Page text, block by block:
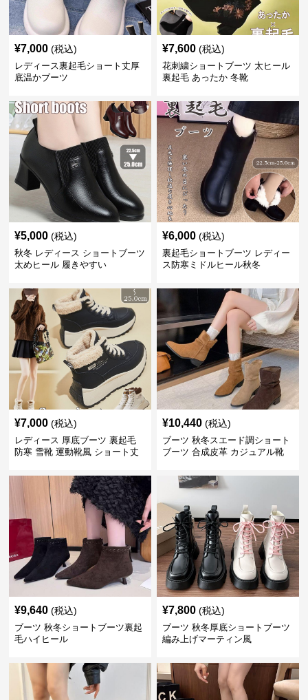
¥7,000 (税込)
レディース裏起毛ショート丈厚
底温かブーツ
¥7,600 (税込)
花刺繍ショートブーツ 太ヒール
裏起毛 あったか 冬靴
¥5,000 (税込)
秋冬 レディース ショートブーツ
太めヒール 履きやすい
¥6,000 (税込)
裏起毛ショートブーツ レディー
ス防寒ミドルヒール秋冬
¥7,000 (税込)
レディース 厚底ブーツ 裏起毛
防寒 雪靴 運動靴風 ショート丈
¥10,440 (税込)
ブーツ 秋冬スエード調ショート
ブーツ 合成皮革 カジュアル靴
¥9,640 (税込)
ブーツ 秋冬ショートブーツ裏起
毛ハイヒール
¥7,800 (税込)
ブーツ 秋冬厚底ショートブーツ
編み上げマーティン風